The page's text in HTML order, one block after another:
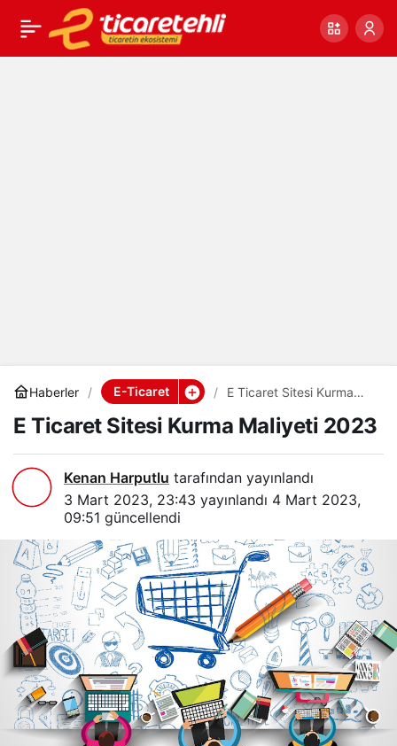
Haberler E-Ticaret
E Ticaret Sitesi Kurma
E Ticaret Sitesi Kurma Maliyeti 2023
Kenan Harputlu tarafından yayınlandı
3 Mart 2023, 23:43 yayınlandı 4 Mart 2023,
09:51 güncellendi
E Ticaret Sitesi Kurma 0 Paylaş